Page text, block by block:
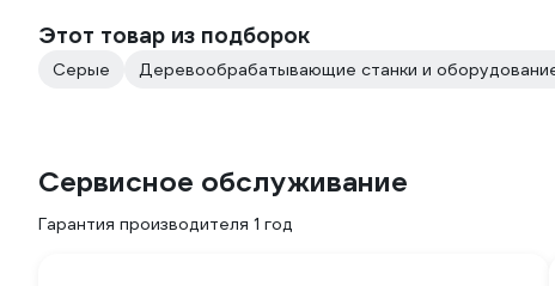
Этот товар из подборок
Серые Деревообрабатывающие станки и
Сервисное обслуживание
Гарантия производителя 1 год